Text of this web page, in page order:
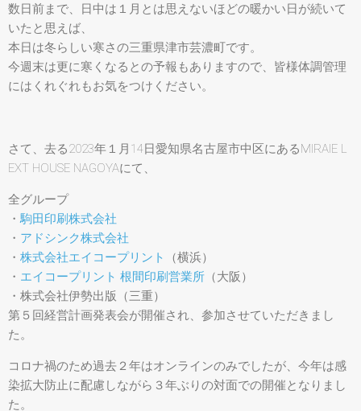
数日前まで、日中は１月とは思えないほどの暖かい日が続いて
いたと思えば、
本日は冬らしい寒さの三重県津市芸濃町です。
今週末は更に寒くなるとの予報もありますので、皆様体調管理
にはくれぐれもお気をつけください。
さて、去る2023年１月14日愛知県名古屋市中区にあるMIRAIE L
EXT HOUSE NAGOYAにて、
全グループ
・駒田印刷株式会社
・ アドシンク株式会社
・ 株式会社エイコープリント
（横浜）
・ エイコープリント 根間印刷営業所 （大阪）
・株式会社伊勢出版（三重）
第５回経営計画発表会が開催され、参加させていただきまし
た。
コロナ禍のため過去２年はオンラインのみでしたが、今年は感
染拡大防止に配慮しながら３年ぶりの対面での開催となりまし
た。